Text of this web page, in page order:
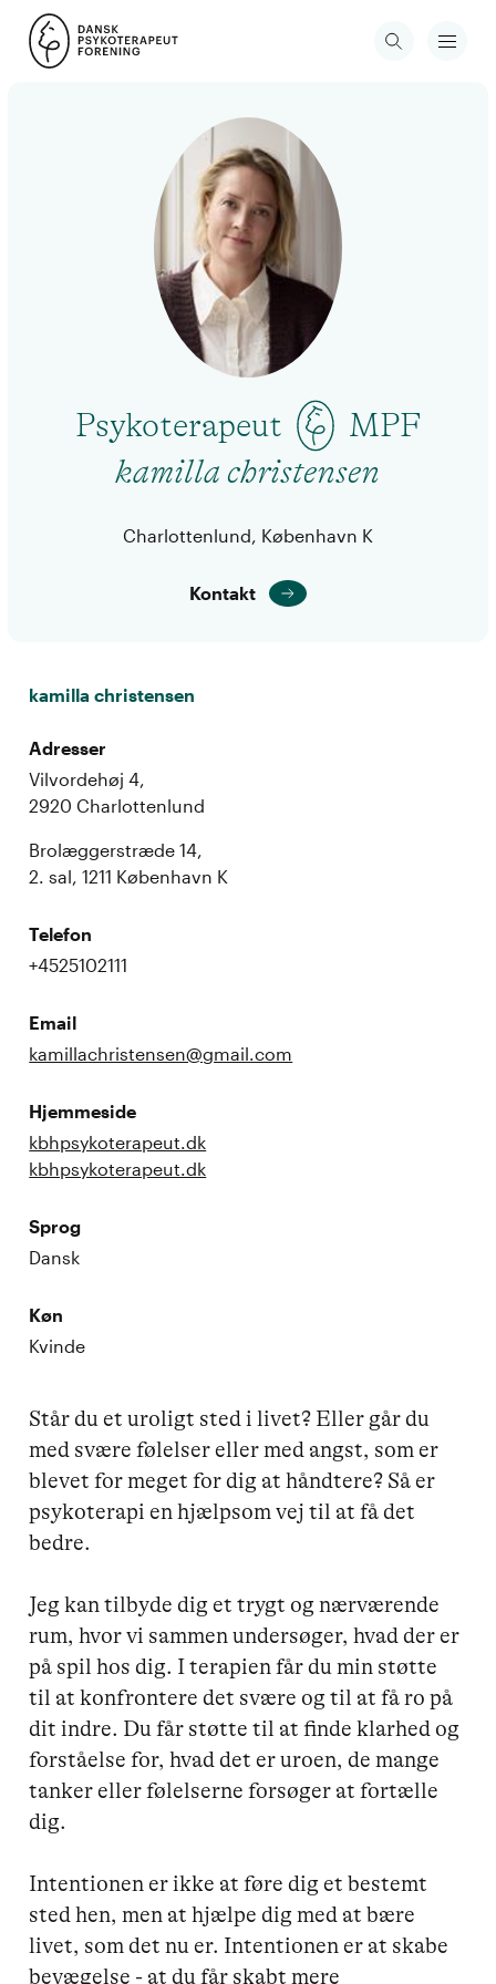
Psykoterapeut
MPF
kamilla christensen
Charlottenlund, København K
Kontakt
kamilla christensen
Adresser
Vilvordehøj 4,
2920 Charlottenlund
Brolæggerstræde 14,
2. sal, 1211 København K
Telefon
+4525102111
Email
kamillachristensen@gmail.com
Hjemmeside
kbhpsykoterapeut.dk
kbhpsykoterapeut.dk
Sprog
Dansk
Køn
Kvinde
Står du et uroligt sted i livet? Eller går du
med svære følelser eller med angst, som er
blevet for meget for dig at håndtere? Så er
psykoterapi en hjælpsom vej til at få det
bedre.
Jeg kan tilbyde dig et trygt og nærværende
rum, hvor vi sammen undersøger, hvad der er
på spil hos dig. I terapien får du min støtte
til at konfrontere det svære og til at få ro på
dit indre. Du får støtte til at finde klarhed og
forståelse for, hvad det er uroen, de mange
tanker eller følelserne forsøger at fortælle
dig.
Intentionen er ikke at føre dig et bestemt
sted hen, men at hjælpe dig med at bære
livet, som det nu er. Intentionen er at skabe
bevægelse - at du får skabt mere